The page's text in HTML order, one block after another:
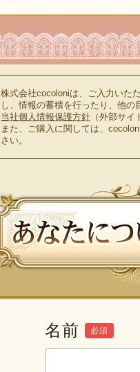
株式会社cocoloniは、ご入力いた
し、情報の蓄積を行ったり、他の
当社個人情報保護方針 （外部サ
また、ご購入に関しては、
さい。
名前 必須